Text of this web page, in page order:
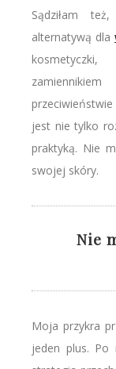
Sądziłam
alternatywą dla
przeciwieństwie
jest nie tylko
praktyką. Nie
swojej skóry.
Nie
Moja przykra
jeden plus. Po